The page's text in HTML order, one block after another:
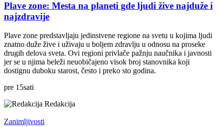
Plave zone: Mesta na planeti gde ljudi žive najduže i
najzdravije
Plave zone predstavljaju jedinstvene regione na svetu u kojima ljudi
znatno duže žive i uživaju u boljem zdravlju u odnosu na proseke
drugih delova sveta. Ovi regioni privlače pažnju naučnika i javnosti
jer se u njima beleži neuobičajeno visok broj stanovnika koji
dostignu duboku starost, često i preko sto godina.
pre 15sati
Redakcija
Zanimljivosti